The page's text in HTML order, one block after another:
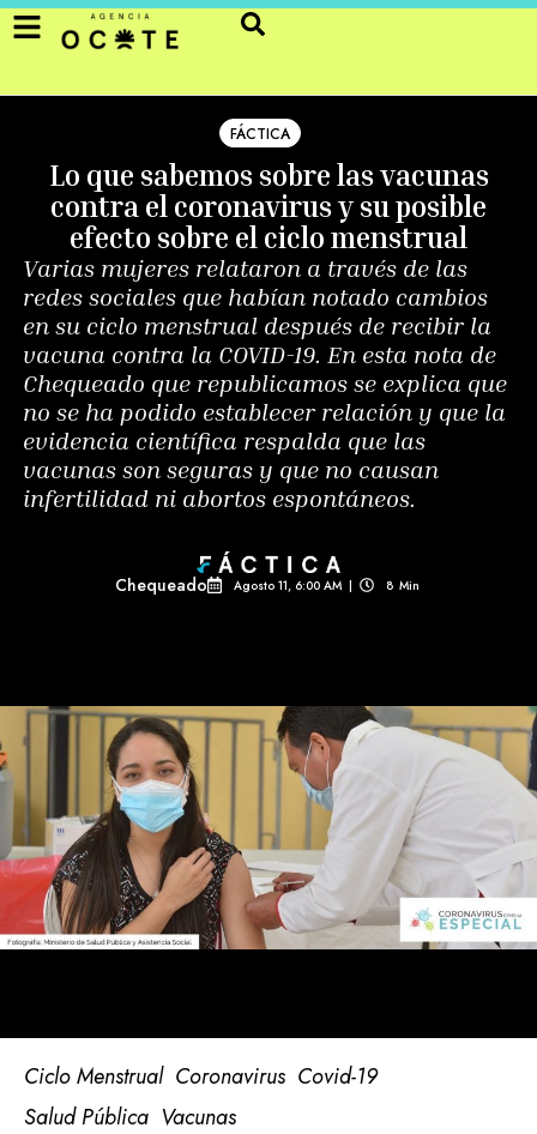
FÁCTICA
Lo que sabemos sobre las vacunas
contra el coronavirus y su posible
efecto sobre el ciclo menstrual
Varias mujeres relataron a través de las
redes sociales que habían notado cambios
en su ciclo menstrual después de recibir la
vacuna contra la COVID-19. En esta nota de
Chequeado que republicamos se explica que
no se ha podido establecer relación y que la
evidencia científica respalda que las
vacunas son seguras y que no causan
infertilidad ni abortos espontáneos.
Chequeado Agosto 11, 6:00 AM | 8 Min
Ciclo Menstrual Coronavirus Covid-19
Salud Pública Vacunas